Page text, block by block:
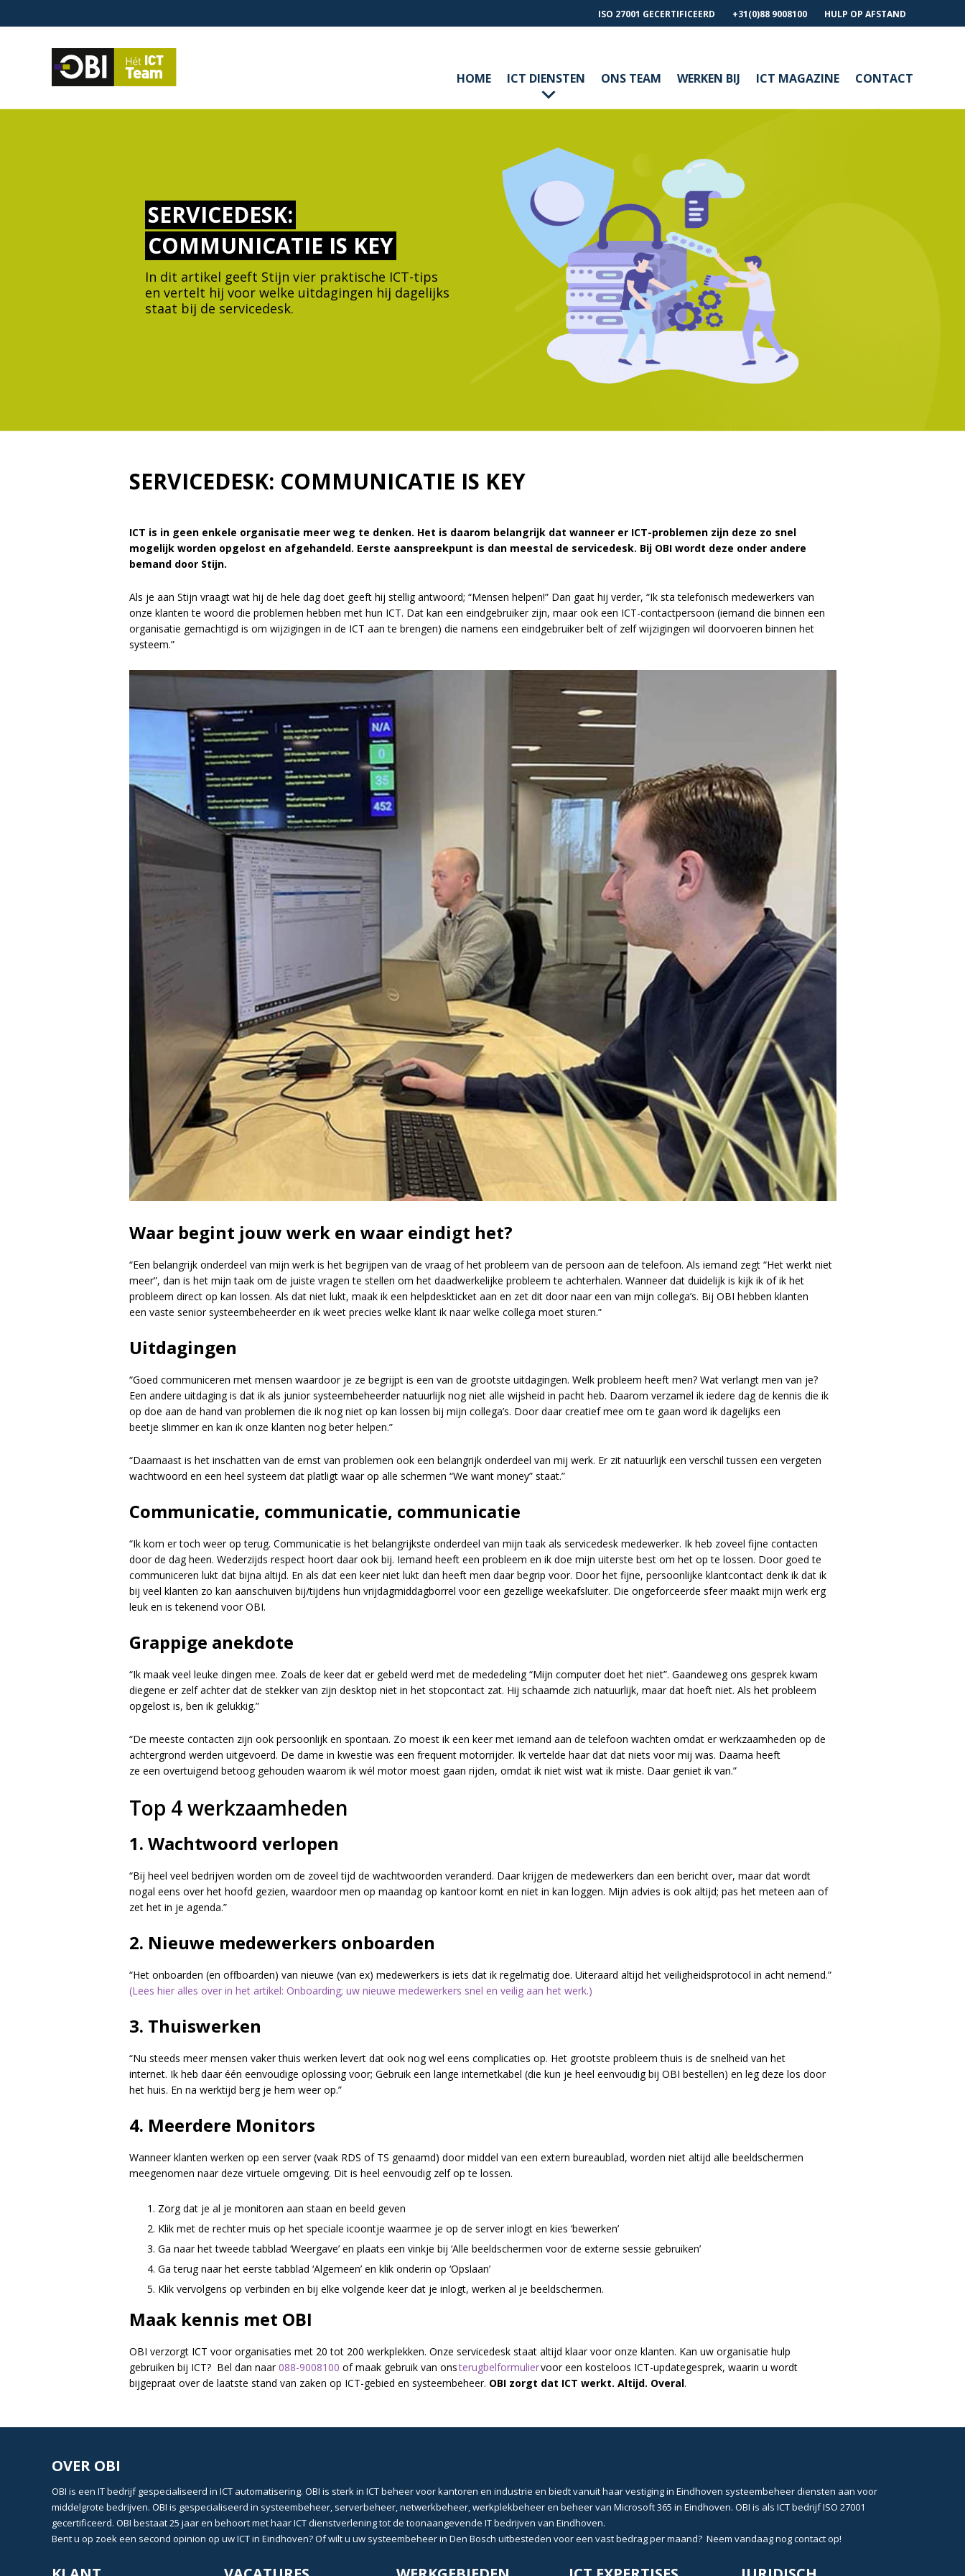
ISO 27001 GECERTIFICEERD +31(0)88 9008100 HULP OP AFSTAND
HOME ICT DIENSTEN ONS TEAM WERKEN BIJ ICT MAGAZINE CONTACT
SERVICEDESK:
COMMUNICATIE IS KEY
In dit artikel geeft Stijn vier praktische ICT-tips
en vertelt hij voor welke uitdagingen hij dagelijks
staat bij de servicedesk.
SERVICEDESK: COMMUNICATIE IS KEY
ICT is in geen enkele organisatie meer weg te denken. Het is daarom belangrijk dat wanneer er ICT-problemen zijn deze zo snel
mogelijk worden opgelost en afgehandeld. Eerste aanspreekpunt is dan meestal de servicedesk. Bij OBI wordt deze onder andere
bemand door Stijn.
Als je aan Stijn vraagt wat hij de hele dag doet geeft hij stellig antwoord; “Mensen helpen!” Dan gaat hij verder, “Ik sta telefonisch medewerkers van
onze klanten te woord die problemen hebben met hun ICT. Dat kan een eindgebruiker zijn, maar ook een ICT-contactpersoon (iemand die binnen een
organisatie gemachtigd is om wijzigingen in de ICT aan te brengen) die namens een eindgebruiker belt of zelf wijzigingen wil doorvoeren binnen het
systeem.”
Waar begint jouw werk en waar eindigt het?
“Een belangrijk onderdeel van mijn werk is het begrijpen van de vraag of het probleem van de persoon aan de telefoon. Als iemand zegt “Het werkt niet
meer”, dan is het mijn taak om de juiste vragen te stellen om het daadwerkelijke probleem te achterhalen. Wanneer dat duidelijk is kijk ik of ik het
probleem direct op kan lossen. Als dat niet lukt, maak ik een helpdeskticket aan en zet dit door naar een van mijn collega’s. Bij OBI hebben klanten
een vaste senior systeembeheerder en ik weet precies welke klant ik naar welke collega moet sturen.”
Uitdagingen
“Goed communiceren met mensen waardoor je ze begrijpt is een van de grootste uitdagingen. Welk probleem heeft men? Wat verlangt men van je?
Een andere uitdaging is dat ik als junior systeembeheerder natuurlijk nog niet alle wijsheid in pacht heb. Daarom verzamel ik iedere dag de kennis die ik
op doe aan de hand van problemen die ik nog niet op kan lossen bij mijn collega’s. Door daar creatief mee om te gaan word ik dagelijks een
beetje slimmer en kan ik onze klanten nog beter helpen.”
“Daarnaast is het inschatten van de ernst van problemen ook een belangrijk onderdeel van mij werk. Er zit natuurlijk een verschil tussen een vergeten
wachtwoord en een heel systeem dat platligt waar op alle schermen “We want money” staat.”
Communicatie, communicatie, communicatie
“Ik kom er toch weer op terug. Communicatie is het belangrijkste onderdeel van mijn taak als servicedesk medewerker. Ik heb zoveel fijne contacten
door de dag heen. Wederzijds respect hoort daar ook bij. Iemand heeft een probleem en ik doe mijn uiterste best om het op te lossen. Door goed te
communiceren lukt dat bijna altijd. En als dat een keer niet lukt dan heeft men daar begrip voor. Door het fijne, persoonlijke klantcontact denk ik dat ik
bij veel klanten zo kan aanschuiven bij/tijdens hun vrijdagmiddagborrel voor een gezellige weekafsluiter. Die ongeforceerde sfeer maakt mijn werk erg
leuk en is tekenend voor OBI.
Grappige anekdote
“Ik maak veel leuke dingen mee. Zoals de keer dat er gebeld werd met de mededeling “Mijn computer doet het niet”. Gaandeweg ons gesprek kwam
diegene er zelf achter dat de stekker van zijn desktop niet in het stopcontact zat. Hij schaamde zich natuurlijk, maar dat hoeft niet. Als het probleem
opgelost is, ben ik gelukkig.”
“De meeste contacten zijn ook persoonlijk en spontaan. Zo moest ik een keer met iemand aan de telefoon wachten omdat er werkzaamheden op de
achtergrond werden uitgevoerd. De dame in kwestie was een frequent motorrijder. Ik vertelde haar dat dat niets voor mij was. Daarna heeft
ze een overtuigend betoog gehouden waarom ik wél motor moest gaan rijden, omdat ik niet wist wat ik miste. Daar geniet ik van.”
Top 4 werkzaamheden
1. Wachtwoord verlopen
“Bij heel veel bedrijven worden om de zoveel tijd de wachtwoorden veranderd. Daar krijgen de medewerkers dan een bericht over, maar dat wordt
nogal eens over het hoofd gezien, waardoor men op maandag op kantoor komt en niet in kan loggen. Mijn advies is ook altijd; pas het meteen aan of
zet het in je agenda.”
2. Nieuwe medewerkers onboarden
“Het onboarden (en offboarden) van nieuwe (van ex) medewerkers is iets dat ik regelmatig doe. Uiteraard altijd het veiligheidsprotocol in acht nemend.”
(Lees hier alles over in het artikel: Onboarding; uw nieuwe medewerkers snel en veilig aan het werk.)
3. Thuiswerken
“Nu steeds meer mensen vaker thuis werken levert dat ook nog wel eens complicaties op. Het grootste probleem thuis is de snelheid van het
internet. Ik heb daar één eenvoudige oplossing voor; Gebruik een lange internetkabel (die kun je heel eenvoudig bij OBI bestellen) en leg deze los door
het huis. En na werktijd berg je hem weer op.”
4. Meerdere Monitors
Wanneer klanten werken op een server (vaak RDS of TS genaamd) door middel van een extern bureaublad, worden niet altijd alle beeldschermen
meegenomen naar deze virtuele omgeving. Dit is heel eenvoudig zelf op te lossen.
Zorg dat je al je monitoren aan staan en beeld geven
Klik met de rechter muis op het speciale icoontje waarmee je op de server inlogt en kies ‘bewerken’
Ga naar het tweede tabblad ‘Weergave’ en plaats een vinkje bij ‘Alle beeldschermen voor de externe sessie gebruiken’
Ga terug naar het eerste tabblad ‘Algemeen’ en klik onderin op ‘Opslaan’
Klik vervolgens op verbinden en bij elke volgende keer dat je inlogt, werken al je beeldschermen.
Maak kennis met OBI
OBI verzorgt ICT voor organisaties met 20 tot 200 werkplekken. Onze servicedesk staat altijd klaar voor onze klanten. Kan uw organisatie hulp
gebruiken bij ICT? Bel dan naar088-9008100 of maak gebruik van onsterugbelformuliervoor een kosteloos ICT-updategesprek, waarin u wordt
bijgepraat over de laatste stand van zaken op ICT-gebied en systeembeheer. OBI zorgt dat ICT werkt. Altijd. Overal.
OVER OBI
OBI is een IT bedrijfgespecialiseerd in ICT automatisering. OBI is sterk in ICT beheervoor kantoren en industrie en biedt vanuit haar vestiging in Eindhoven systeembeheerdiensten aan voor
middelgrote bedrijven. OBI is gespecialiseerd in systeembeheer, serverbeheer,netwerkbeheer,werkplekbeheeren beheer van Microsoft 365 in Eindhoven. OBI is als ICT bedrijf ISO 27001
gecertificeerd. OBI bestaat 25 jaar en behoort met haarICT dienstverleningtot de toonaangevende IT bedrijven van Eindhoven.
Bent u op zoek een second opinion op uwICT in Eindhoven?Of wilt u uw systeembeheer in Den Bosch uitbesteden voor een vast bedrag per maand? Neem vandaag nogcontactop!